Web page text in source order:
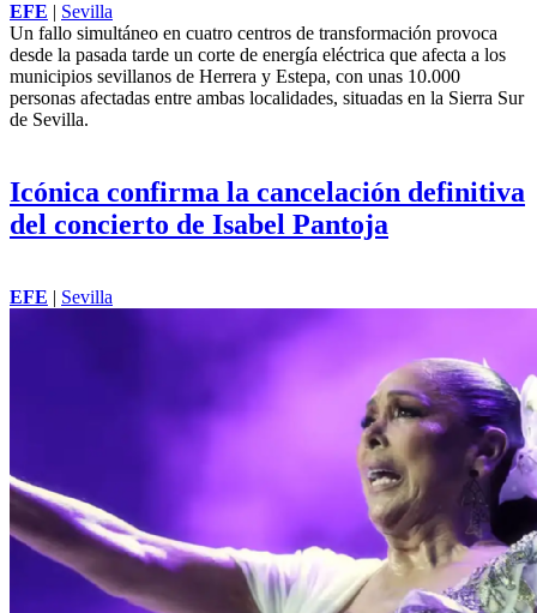
EFE | Sevilla
Un fallo simultáneo en cuatro centros de transformación provoca
desde la pasada tarde un corte de energía eléctrica que afecta a los
municipios sevillanos de Herrera y Estepa, con unas 10.000
personas afectadas entre ambas localidades, situadas en la Sierra Sur
de Sevilla.
Icónica confirma la cancelación definitiva
del concierto de Isabel Pantoja
EFE | Sevilla